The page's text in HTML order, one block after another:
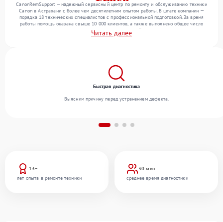
CanonRemSupport — надежный сервисный центр по ремонту и обслуживанию техники
Canon в Астрахани с более чем десятилетним опытом работы. В штате компании —
порядка 18 технических специалистов с профессиональной подготовкой. За время
работы помощь оказана свыше 10 000 клиентов, а также выполнено общее число
ремонтов превысило 12 000. Ежемесячно в сервисный центр поступает более 300
обращений, включая , , . Мы выполняем ремонт различного уровня сложности и
Читать далее
13+
лет опыта в ремонте техники
30 мин
среднее время диагностики
Быстрая диагностика
Выясним причину перед устранением дефекта.